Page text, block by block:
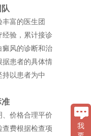
富的医生团
经验，累计接诊
癜风的诊断和治
据患者的具体情
以患者为中
价格合理平价
查费根据检查项
我